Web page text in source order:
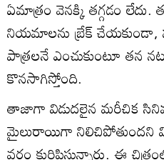
ఏమాత్రం వెనక్కి తగ్గడం లేదు.
నియమాలను బ్రేక్ చేయకుండా,
పాత్రలనే ఎంచుకుంటూ తన
కొనసాగిస్తోంది.
తాజాగా విడుదలైన మరీచిక
మైలురాయిగా నిలిచిపోతుందని
వర్షం కురిపిస్తున్నారు. ఈ